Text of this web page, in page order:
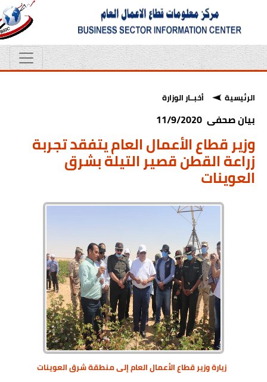
الرئيسية أخبــار الوزارة
بيان صحفى 11/9/2020
وزير قطاع الأعمال العام يتفقد تجربة
زراعة القطن قصير التيلة بشرق
العوينات
زيارة وزير قطاع الأعمال العام إلى منطقة شرق العوينات